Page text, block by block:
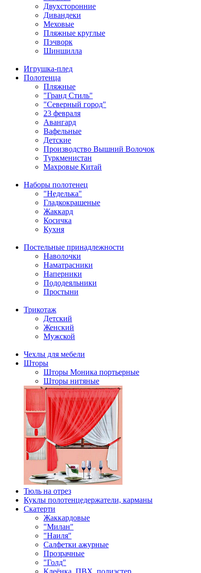
Двухсторонние
Дивандеки
Меховые
Пляжные круглые
Пэчворк
Шиншилла
Игрушка-плед
Полотенца
Пляжные
"Гранд Стиль"
"Северный город"
23 февраля
Авангард
Вафельные
Детские
Производство Вышний Волочок
Туркменистан
Махровые Китай
Наборы полотенец
"Неделька"
Гладкокрашеные
Жаккард
Косичка
Кухня
Постельные принадлежности
Наволочки
Наматрасники
Наперники
Пододеяльники
Простыни
Трикотаж
Детский
Женский
Мужской
Чехлы для мебели
Шторы
Шторы Моника портьерные
Шторы нитяные
Тюль на отрез
Куклы полотенцедержатели, карманы
Скатерти
Жаккардовые
"Милан"
"Наиля"
Салфетки ажурные
Прозрачные
"Голд"
Клеёнка, ПВХ, полиэстер